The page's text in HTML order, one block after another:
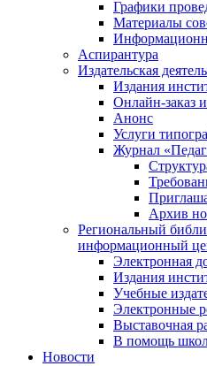
Графики
Материалы
Аспирантура
Издательская
Издания
Онлайн-заказ
Анонс
Услуги
Журнал
Архив
Региональный
информационный
Электронная
Издания
Учебные
Электронные
Выставочная
В помощь
Новости